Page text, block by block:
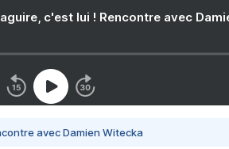
c'est lui ! Rencontre avec
avec Damien Witecka